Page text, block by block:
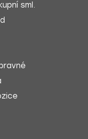
sml.